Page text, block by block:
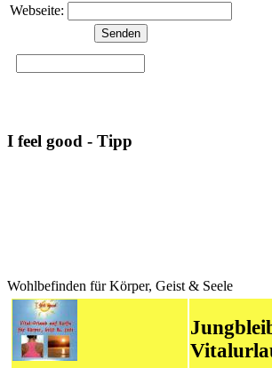
Webseite:
I feel good - Tipp
Wohlbefinden für Körper, Geist & Seele